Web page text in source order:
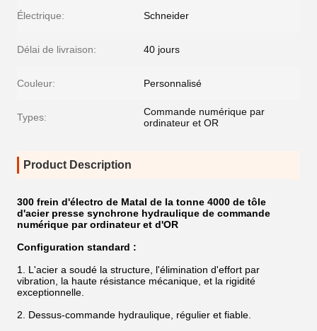
Électrique: Schneider
Délai de livraison: 40 jours
Couleur: Personnalisé
Types:
Commande numérique par
ordinateur et OR
Product Description
300 frein d'électro de Matal de la tonne 4000 de tôle
d'acier presse synchrone hydraulique de commande
numérique par ordinateur et d'OR
Configuration standard :
1. L'acier a soudé la structure, l'élimination d'effort par
vibration, la haute résistance mécanique, et la rigidité
exceptionnelle.
2. Dessus-commande hydraulique, régulier et fiable.